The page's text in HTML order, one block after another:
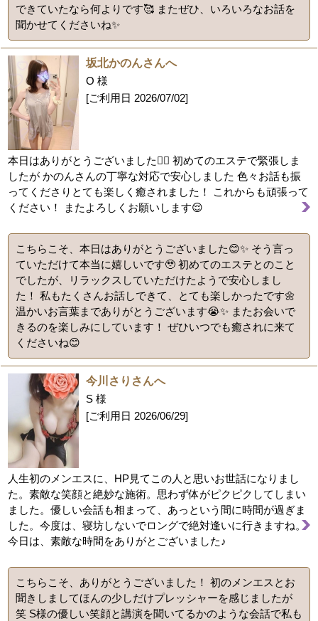
できていたなら何よりです🥰 またぜひ、いろいろなお話を
聞かせてくださいね✨
坂北かのんさんへ
O 様
[ご利用日 2026/07/02]
本日はありがとうございました🙇‍♂️ 初めてのエステで緊張しま
したが かのんさんの丁寧な対応で安心しました 色々お話も振
ってくださりとても楽しく癒されました！ これからも頑張って
ください！ またよろしくお願いします😌
こちらこそ、本日はありがとうございました😊✨ そう言っ
ていただけて本当に嬉しいです🥹 初めてのエステとのこと
でしたが、リラックスしていただけたようで安心しまし
た！ 私もたくさんお話しできて、とても楽しかったです🌼
温かいお言葉までありがとうございます😭✨ またお会いで
きるのを楽しみにしています！ ぜひいつでも癒されに来て
くださいね😊
今川さりさんへ
S 様
[ご利用日 2026/06/29]
人生初のメンエスに、HP見てこの人と思いお世話になりまし
た。素敵な笑顔と絶妙な施術。思わず体がピクピクしてしまい
ました。優しい会話も相まって、あっという間に時間が過ぎま
した。今度は、寝坊しないでロングで絶対逢いに行きますね。
今日は、素敵な時間をありがとございました♪
こちらこそ、ありがとうございました！ 初のメンエスとお
聞きしましてほんの少しだけプレッシャーを感じましたが
笑 S様の優しい笑顔と講演を聞いてるかのような会話で私も